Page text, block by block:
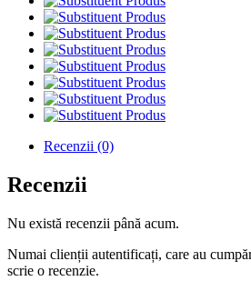
Produs
Produs
Produs
Produs
Produs
Produs
Produs
Recenzii (0)
Recenzii
Nu există recenzii până acum.
Numai clienții autentificați, care au
scrie o recenzie.